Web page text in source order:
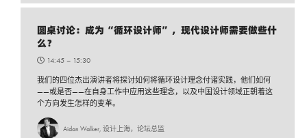
圆桌讨论：成为“循环设计师”，现代设计师需要做些什
么？
14:45 – 15:30
我们的四位杰出演讲者将探讨如何将循环设计理念付诸实践，他们如何
——或是否——在自身工作中应用这些理念，以及中国设计领域正朝着这
个方向发生怎样的变革。
Aidan Walker, 设计上海，论坛总监